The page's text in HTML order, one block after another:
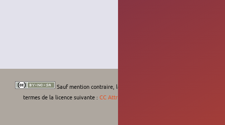
Sauf mention contraire, le contenu de ce wiki est placé sous les
termes de la licence suivante : CC Attribution-Noncommercial-Share Alike 4.0